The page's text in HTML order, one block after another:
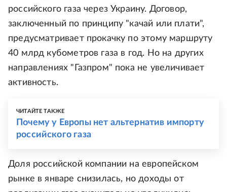
российского газа через Украину. Договор,
заключенный по принципу "качай или плати",
предусматривает прокачку по этому маршруту
40 млрд кубометров газа в год. Но на других
направлениях "Газпром" пока не увеличивает
активность.
ЧИТАЙТЕ ТАКЖЕ
Почему у Европы нет альтернатив импорту
российского газа
Доля российской компании на европейском
рынке в январе снизилась, но доходы от